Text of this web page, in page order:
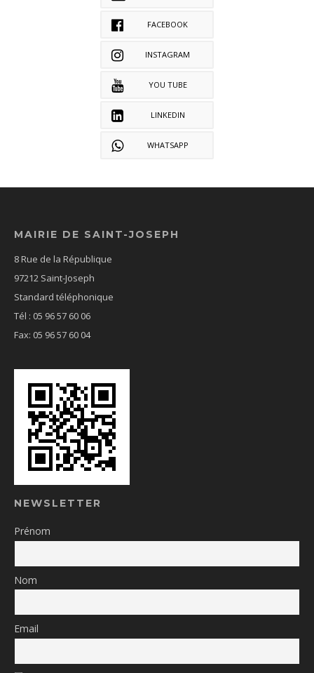
FACEBOOK
INSTAGRAM
YOU TUBE
LINKEDIN
WHATSAPP
MAIRIE DE SAINT-JOSEPH
8 Rue de la République
97212 Saint-Joseph
Standard téléphonique
Tél : 05 96 57 60 06
Fax: 05 96 57 60 04
NEWSLETTER
Prénom
Nom
Email